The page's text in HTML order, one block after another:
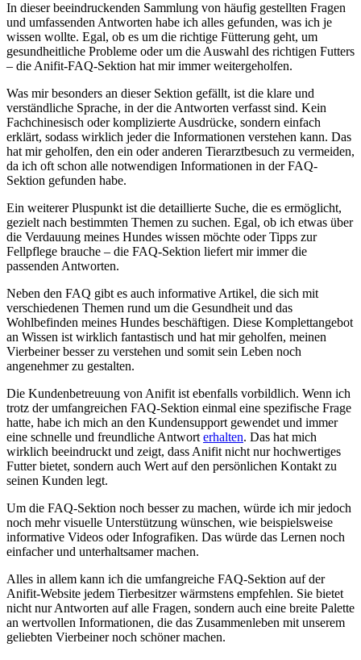
In dieser beeindruckenden⁣ Sammlung von​ häufig ⁤gestellten Fragen
und umfassenden‌ Antworten habe ich ​alles gefunden, was ich je
wissen wollte. Egal, ob es um die richtige Fütterung geht, um
gesundheitliche Probleme ⁤oder‌ um ‌die Auswahl des richtigen Futters
–⁤ die‌ Anifit-FAQ-Sektion⁣ hat mir immer ⁣weitergeholfen.
Was mir besonders an dieser Sektion gefällt, ist die klare und
verständliche Sprache, in der die Antworten verfasst sind. Kein
Fachchinesisch ‍oder komplizierte‌ Ausdrücke, sondern⁢ einfach
erklärt, sodass wirklich jeder die‌ Informationen​ verstehen⁣ kann. Das
hat ⁤mir geholfen, den ein oder anderen Tierarztbesuch zu vermeiden,
da ich oft schon alle notwendigen⁢ Informationen ​in der FAQ-
Sektion gefunden habe.
Ein weiterer Pluspunkt ist die detaillierte Suche, die​ es ermöglicht,
gezielt nach bestimmten⁢ Themen zu​ suchen. Egal,⁤ ob ich etwas über
die Verdauung meines Hundes wissen ⁤möchte oder Tipps zur ​
Fellpflege brauche – die FAQ-Sektion liefert mir immer die
passenden⁤ Antworten.
Neben den FAQ gibt es ​auch informative Artikel, ​die sich mit
verschiedenen Themen rund um die Gesundheit und das
Wohlbefinden meines Hundes beschäftigen. Diese Komplettangebot
an Wissen ist ‌wirklich fantastisch und hat mir geholfen, meinen
Vierbeiner besser‌ zu verstehen und ⁢somit sein Leben noch
angenehmer zu gestalten.
Die Kundenbetreuung von⁤ Anifit ist⁤ ebenfalls⁢ vorbildlich. Wenn ich
trotz ​der umfangreichen FAQ-Sektion‌ einmal⁢ eine spezifische Frage
hatte,⁣ habe ich ⁣mich an ​den Kundensupport gewendet und immer
eine ⁤schnelle und freundliche Antwort erhalten. ‌Das hat mich
wirklich ‍beeindruckt und zeigt, dass Anifit nicht​ nur hochwertiges
Futter​ bietet, sondern auch Wert auf den persönlichen Kontakt zu
seinen Kunden legt.
Um die ​FAQ-Sektion noch besser​ zu machen, würde ich mir jedoch
‍noch mehr visuelle Unterstützung ‌wünschen, wie beispielsweise
informative Videos oder Infografiken. Das würde das‍ Lernen noch
einfacher und unterhaltsamer machen.
Alles in allem⁣ kann ich die umfangreiche FAQ-Sektion auf der
Anifit-Website jedem Tierbesitzer ​wärmstens empfehlen. ‌Sie bietet
nicht nur Antworten ⁤auf alle Fragen, sondern auch eine breite Palette
⁢an wertvollen Informationen,​ die das ​Zusammenleben mit unserem‍
geliebten Vierbeiner noch schöner⁢ machen.